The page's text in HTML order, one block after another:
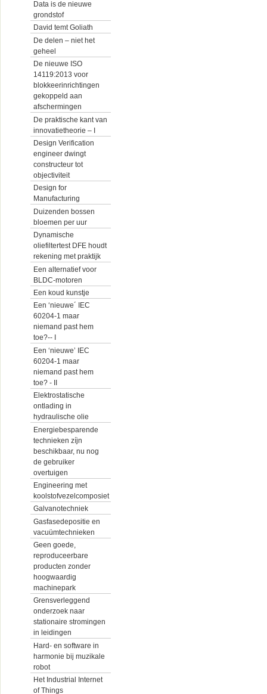
Data is de nieuwe
grondstof
David temt Goliath
De delen – niet het
geheel
De nieuwe ISO
14119:2013 voor
blokkeerinrichtingen
gekoppeld aan
afschermingen
De praktische kant van
innovatietheorie – I
Design Verification
engineer dwingt
constructeur tot
objectiviteit
Design for
Manufacturing
Duizenden bossen
bloemen per uur
Dynamische
oliefiltertest DFE houdt
rekening met praktijk
Een alternatief voor
BLDC-motoren
Een koud kunstje
Een ‘nieuwe´ IEC
60204-1 maar
niemand past hem
toe?-- I
Een ‘nieuwe’ IEC
60204-1 maar
niemand past hem
toe? - II
Elektrostatische
ontlading in
hydraulische olie
Energiebesparende
technieken zíjn
beschikbaar, nu nog
de gebruiker
overtuigen
Engineering met
koolstofvezelcomposiet
Galvanotechniek
Gasfasedepositie en
vacuümtechnieken
Geen goede,
reproduceerbare
producten zonder
hoogwaardig
machinepark
Grensverleggend
onderzoek naar
stationaire stromingen
in leidingen
Hard- en software in
harmonie bij muzikale
robot
Het Industrial Internet
of Things